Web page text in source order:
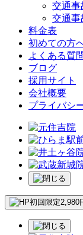
交通
交通
料金表
初めての方
よくある質
ブログ
採用サイト
会社概要
プライバシ